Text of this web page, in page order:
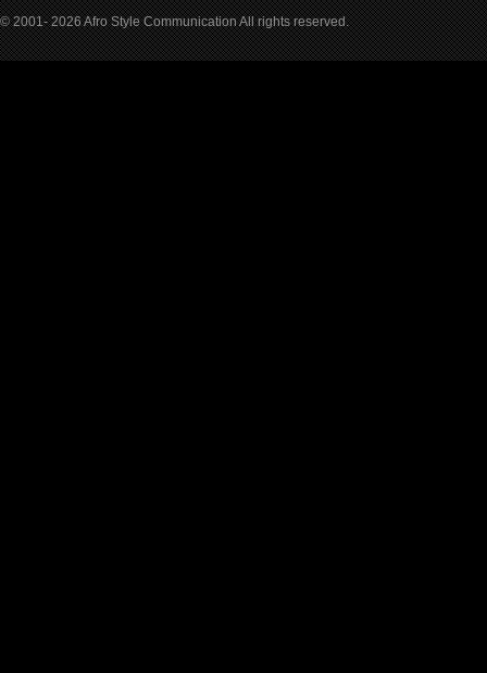
© 2001- 2026 Afro Style Communication All rights reserved.